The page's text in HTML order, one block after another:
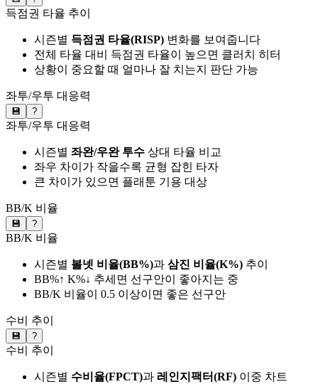
득점권 타율 추이
시즌별 득점권 타율(RISP) 변화를 보여줍니다
전체 타율 대비 득점권 타율이 높으면 클러치 히터
상황이 중요할 때 얼마나 잘 치는지 판단 가능
좌투/우투 대응력
💾 ?
좌투/우투 대응력
시즌별 좌완/우완 투수 상대 타율 비교
좌우 차이가 작을수록 균형 잡힌 타자
큰 차이가 있으면 플래툰 기용 대상
BB/K 비율
💾 ?
BB/K 비율
시즌별 볼넷 비율(BB%)과 삼진 비율(K%) 추이
BB%↑ K%↓ 추세면 선구안이 좋아지는 중
BB/K 비율이 0.5 이상이면 좋은 선구안
수비 추이
💾 ?
수비 추이
시즌별 수비율(FPCT)과 레인지팩터(RF) 이중 차트